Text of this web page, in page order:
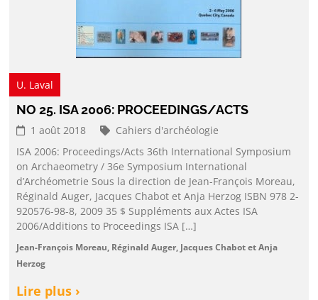
U. Laval
NO 25. ISA 2006: PROCEEDINGS/ACTS
1 août 2018
Cahiers d'archéologie
ISA 2006: Proceedings/Acts 36th International Symposium
on Archaeometry / 36e Symposium International
d’Archéometrie Sous la direction de Jean-François Moreau,
Réginald Auger, Jacques Chabot et Anja Herzog ISBN 978 2-
920576-98-8, 2009 35 $ Suppléments aux Actes ISA
2006/Additions to Proceedings ISA […]
Jean-François Moreau, Réginald Auger, Jacques Chabot et Anja
Herzog
Lire plus ›